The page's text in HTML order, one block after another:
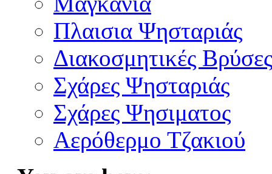
Πλαισια Ψησταριάς
Διακοσμητικές Βρύσες
Σχάρες Ψησταριάς
Σχάρες Ψησιματος
Αερόθερμο Τζακιού